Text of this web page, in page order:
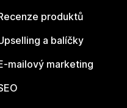
produktů
a balíčky
mailový marketing